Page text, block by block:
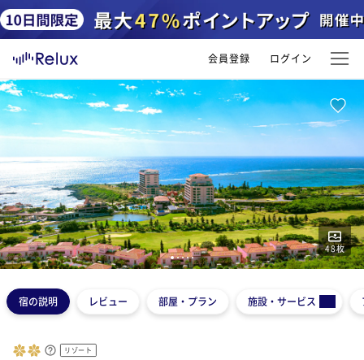
会員登録 ログイン
48枚
12345
宿の説明 レビュー 部屋・プラン 施設・サービス
リゾート